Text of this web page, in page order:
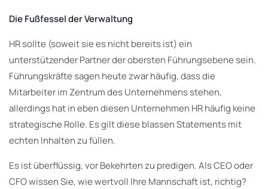
Die Fußfessel der Verwaltung
HR sollte (soweit sie es nicht bereits ist) ein
unterstützender Partner der obersten Führungsebene sein.
Führungskräfte sagen heute zwar häufig, dass die
Mitarbeiter im Zentrum des Unternehmens stehen,
allerdings hat in eben diesen Unternehmen HR häufig keine
strategische Rolle. Es gilt diese blassen Statements mit
echten Inhalten zu füllen.
Es ist überflüssig, vor Bekehrten zu predigen. Als CEO oder
CFO wissen Sie, wie wertvoll Ihre Mannschaft ist, richtig?